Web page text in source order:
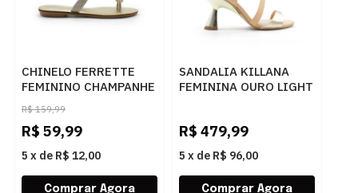
CHINELO FERRETTE
FEMININO CHAMPANHE
- 283725
R$ 159,99
R$ 59,99
5 x de R$ 12,00
SANDALIA KILLANA
FEMININA OURO LIGHT
R$ 479,99
5 x de R$ 96,00